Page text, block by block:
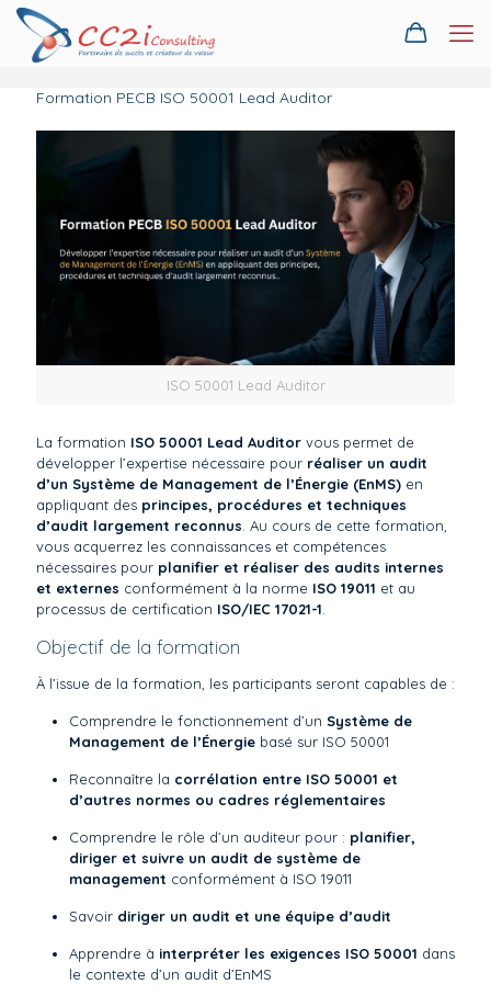
Formation PECB ISO 50001 Lead Auditor
ISO 50001 Lead Auditor
La formation ISO 50001 Lead Auditor vous permet de
développer l’expertise nécessaire pour réaliser un audit
d’un Système de Management de l’Énergie (EnMS) en
appliquant des principes, procédures et techniques
d’audit largement reconnus . Au cours de cette formation,
vous acquerrez les connaissances et compétences
nécessaires pour planifier et réaliser des audits internes
et externes conformément à la norme ISO 19011 et au
processus de certification ISO/IEC 17021-1
Objectif de la formation
À l’issue de la formation, les participants seront capables de :
Comprendre le fonctionnement d’un Système de
Management de l’Énergie basé sur ISO 50001
Reconnaître la corrélation entre ISO 50001 et
d’autres normes ou cadres réglementaires
Comprendre le rôle d’un auditeur pour : planifier,
diriger et suivre un audit de système de
management conformément à ISO 19011
Savoir diriger un audit et une équipe d’audit
Apprendre à interpréter les exigences ISO 50001 dans
le contexte d’un audit d’EnMS